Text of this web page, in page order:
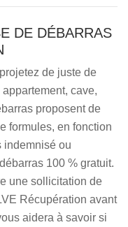
DE DÉBARRAS
de juste de
cave,
proposent de
formules, en fonction
indemnisé ou
100 % gratuit.
une sollicitation de
Récupération avant
aidera à savoir si